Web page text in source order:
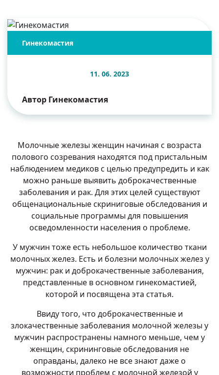
Гинекомастия
11. 06. 2023
Автор Гинекомастия
Молочные железы женщин начиная с возраста
полового созревания находятся под пристальным
наблюдением медиков с целью предупредить и как
можно раньше выявить доброкачественные
заболевания и рак. Для этих целей существуют
общенациональные скриниговые обследования и
социальные программы для повышения
осведомленности населения о проблеме.
У мужчин тоже есть небольшое количество ткани
молочных желез. Есть и болезни молочных желез у
мужчин: рак и доброкачественные заболевания,
представленные в основном гинекомастией,
которой и посвящена эта статья.
Ввиду того, что доброкачественные и
злокачественные заболевания молочной железы у
мужчин распространены намного меньше, чем у
женщин, скрининговые обследования не
оправданы, далеко не все знают даже о
возможности проблем с молочной железой у